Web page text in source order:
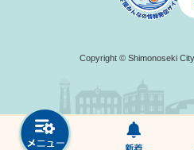
Copyright © Shimonoseki